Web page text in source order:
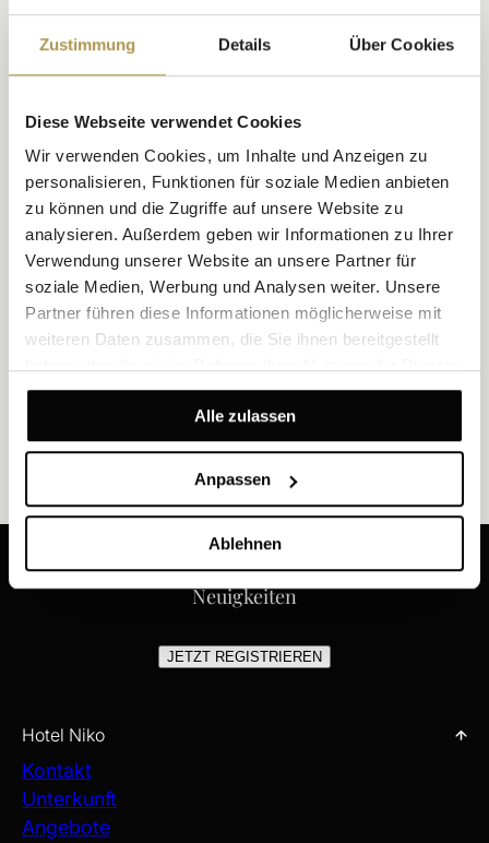
Zustimmung Details Über Cookies
Diese Webseite verwendet Cookies
Wir verwenden Cookies, um Inhalte und Anzeigen zu
personalisieren, Funktionen für soziale Medien anbieten
zu können und die Zugriffe auf unsere Website zu
analysieren. Außerdem geben wir Informationen zu Ihrer
Verwendung unserer Website an unsere Partner für
soziale Medien, Werbung und Analysen weiter. Unsere
Partner führen diese Informationen möglicherweise mit
weiteren Daten zusammen, die Sie ihnen bereitgestellt
gesammelt haben.
Alle zulassen
Anpassen
Ablehnen
Erhalten Sie unsere neuesten Angebote und
Neuigkeiten
JETZT REGISTRIEREN
Hotel Niko
Kontakt
Unterkunft
Angebote